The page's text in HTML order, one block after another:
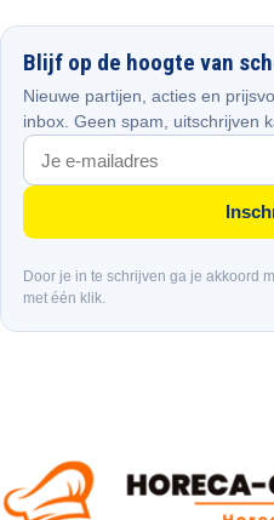
Blijf op de hoogte van
Nieuwe partijen, acties en
inbox. Geen spam, uitschrijven
Door je in te schrijven ga je akkoord
met één klik.